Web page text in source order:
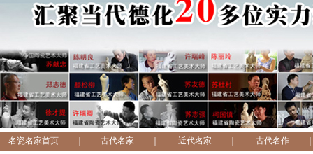
名瓷名家首页 古代名家 近代名家 古代名作